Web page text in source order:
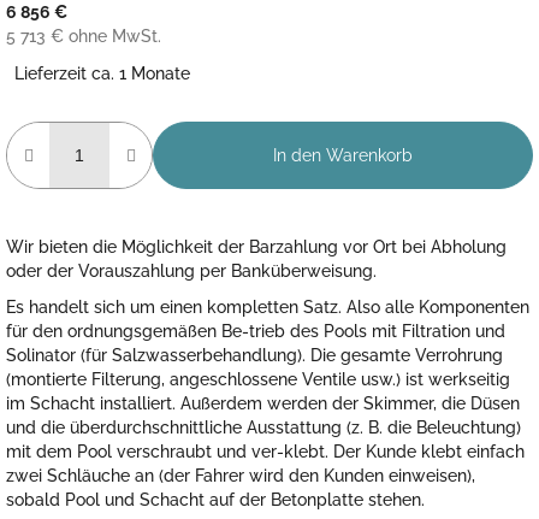
6 856 €
5 713 € ohne MwSt.
Lieferzeit ca. 1 Monate
In den Warenkorb
Wir bieten die Möglichkeit der Barzahlung vor Ort bei Abholung
oder der Vorauszahlung per Banküberweisung.
Es handelt sich um einen kompletten Satz. Also alle Komponenten
für den ordnungsgemäßen Be-trieb des Pools mit Filtration und
Solinator (für Salzwasserbehandlung). Die gesamte Verrohrung
(montierte Filterung, angeschlossene Ventile usw.) ist werkseitig
im Schacht installiert. Außerdem werden der Skimmer, die Düsen
und die überdurchschnittliche Ausstattung (z. B. die Beleuchtung)
mit dem Pool verschraubt und ver-klebt. Der Kunde klebt einfach
zwei Schläuche an (der Fahrer wird den Kunden einweisen),
sobald Pool und Schacht auf der Betonplatte stehen.